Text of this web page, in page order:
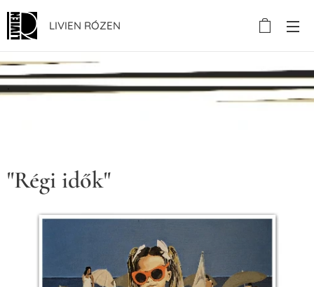
LIVIEN RÓZEN
.
"Régi idők"